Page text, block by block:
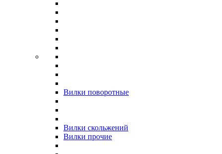
Вилки поворотные
Вилки скольжений
Вилки прочие